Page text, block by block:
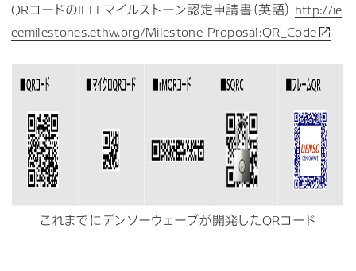
QRコードのIEEEマイルストーン認定申請書（英語） http://ie
eemilestones.ethw.org/Milestone-Proposal:QR_Code
これまでにデンソーウェーブが開発したQRコード